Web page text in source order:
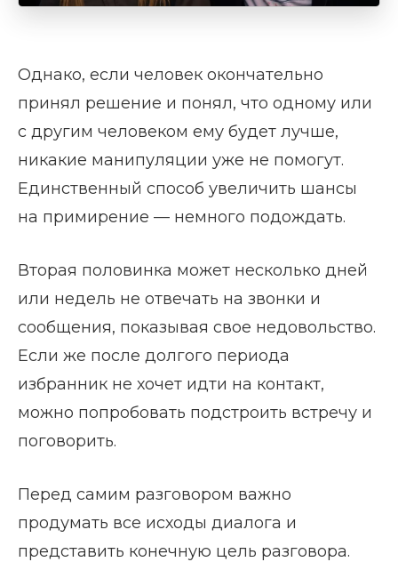
Однако, если человек окончательно
принял решение и понял, что одному или
с другим человеком ему будет лучше,
никакие манипуляции уже не помогут.
Единственный способ увеличить шансы
на примирение — немного подождать.
Вторая половинка может несколько дней
или недель не отвечать на звонки и
сообщения, показывая свое недовольство.
Если же после долгого периода
избранник не хочет идти на контакт,
можно попробовать подстроить встречу и
поговорить.
Перед самим разговором важно
продумать все исходы диалога и
представить конечную цель разговора.